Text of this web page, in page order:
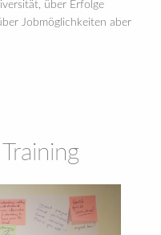
über Erfolge
Jobmöglichkeiten aber